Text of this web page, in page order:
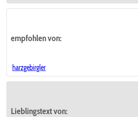
empfohlenvon:
harzgebirgler
Lieblingstextvon: